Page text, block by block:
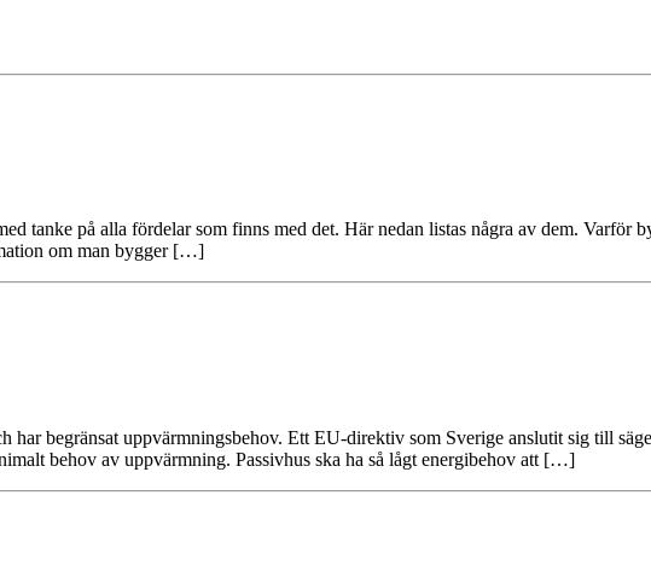
tanke på alla fördelar som finns med det. Här nedan listas några av dem. Varför
om man bygger […]
har begränsat uppvärmningsbehov. Ett EU-direktiv som Sverige anslutit sig till
behov av uppvärmning. Passivhus ska ha så lågt energibehov att […]